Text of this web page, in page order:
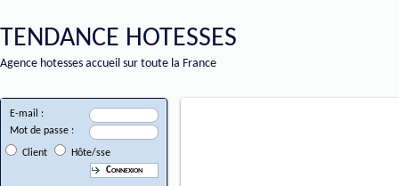
TENDANCE HOTESSES
Agence hotesses accueil sur toute la France
E-mail :
Mot de passe :
Client Hôte/sse